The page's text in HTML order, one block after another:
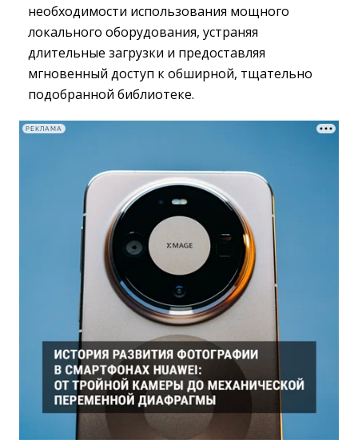
необходимости использования мощного
локального оборудования, устраняя
длительные загрузки и предоставляя
мгновенный доступ к обширной, тщательно
подобранной библиотеке.
РЕКЛАМА